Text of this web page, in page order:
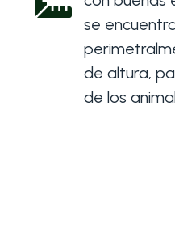
se
de altura,
de los